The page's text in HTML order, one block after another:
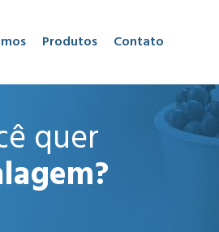
Produtos Contato
quer